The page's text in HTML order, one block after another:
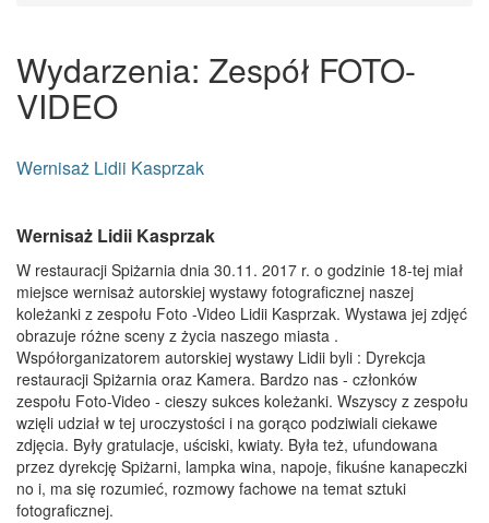
Wydarzenia: Zespół FOTO-
VIDEO
Wernisaż Lidii Kasprzak
Wernisaż Lidii Kasprzak
W restauracji Spiżarnia dnia 30.11. 2017 r. o godzinie 18-tej miał
miejsce wernisaż autorskiej wystawy fotograficznej naszej
koleżanki z zespołu Foto -Video Lidii Kasprzak. Wystawa jej zdjęć
obrazuje różne sceny z życia naszego miasta .
Współorganizatorem autorskiej wystawy Lidii byli : Dyrekcja
restauracji Spiżarnia oraz Kamera. Bardzo nas - członków
zespołu Foto-Video - cieszy sukces koleżanki. Wszyscy z zespołu
wzięli udział w tej uroczystości i na gorąco podziwiali ciekawe
zdjęcia. Były gratulacje, uściski, kwiaty. Była też, ufundowana
przez dyrekcję Spiżarni, lampka wina, napoje, fikuśne kanapeczki
no i, ma się rozumieć, rozmowy fachowe na temat sztuki
fotograficznej.